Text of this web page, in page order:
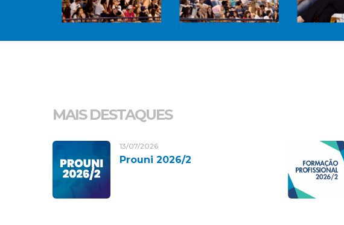
MAIS DESTAQUES
13/07/2026
Prouni 2026/2